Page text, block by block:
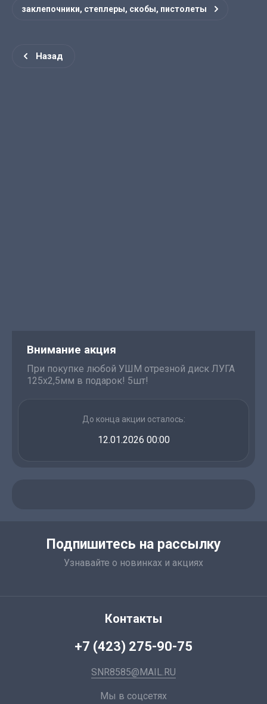
Внимание акция
При покупке любой УШМ отрезной диск ЛУГА
125х2,5мм в подарок! 5шт!
До конца акции осталось:
12.01.2026 00:00
заклепочники, степлеры, скобы, пистолеты
Назад
Подпишитесь на рассылку
Узнавайте о новинках и акциях
Контакты
+7 (423) 275-90-75
SNR8585@MAIL.RU
Мы в соцсетях